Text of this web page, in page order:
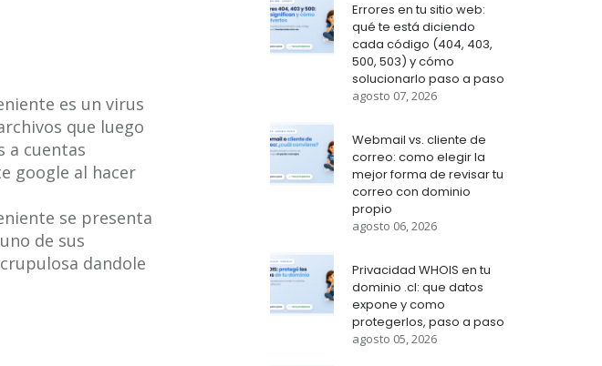
es un virus
que luego
a cuentas
google al hacer
se presenta
de sus
dandole
Errores en tu sitio web:
qué te está diciendo
cada código (404, 403,
500, 503) y cómo
solucionarlo paso a paso
agosto 07, 2026
Webmail vs. cliente de
correo: como elegir la
mejor forma de revisar tu
correo con dominio
propio
agosto 06, 2026
Privacidad WHOIS en tu
dominio .cl: que datos
expone y como
protegerlos, paso a paso
agosto 05, 2026